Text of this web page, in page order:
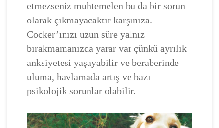
etmezseniz muhtemelen bu da bir sorun
olarak çıkmayacaktır karşınıza.
Cocker’ınızı uzun süre yalnız
bırakmamanızda yarar var çünkü ayrılık
anksiyetesi yaşayabilir ve beraberinde
uluma, havlamada artış ve bazı
psikolojik sorunlar olabilir.